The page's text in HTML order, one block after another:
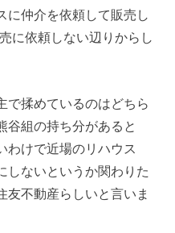
に仲介を依頼して販売し
に依頼しない辺りからし
で揉めているのはどちら
谷組の持ち分があると
けで近場のリハウス
ないというか関わりた
友不動産らしいと言いま